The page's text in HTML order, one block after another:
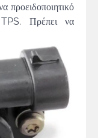
προειδοποιητικό
TPS. Πρέπει να